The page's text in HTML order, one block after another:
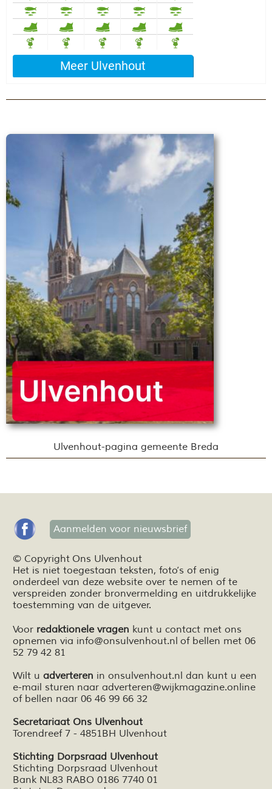
Ulvenhout-pagina gemeente Breda
Aanmelden voor nieuwsbrief
© Copyright Ons Ulvenhout
Het is niet toegestaan teksten, foto’s of enig
onderdeel van deze website over te nemen of te
verspreiden zonder bronvermelding en uitdrukkelijke
toestemming van de uitgever.
Voor redaktionele vragen kunt u contact met ons
opnemen via info@onsulvenhout.nl of bellen met 06
52 79 42 81
Wilt u adverteren in onsulvenhout.nl dan kunt u een
e-mail sturen naar adverteren@wijkmagazine.online
of bellen naar 06 46 99 66 32
Secretariaat Ons Ulvenhout
Torendreef 7 - 4851BH Ulvenhout
Stichting Dorpsraad Ulvenhout
Stichting Dorpsraad Ulvenhout
Bank NL83 RABO 0186 7740 01